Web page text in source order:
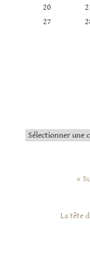
20
27
Catégories
«
La tête